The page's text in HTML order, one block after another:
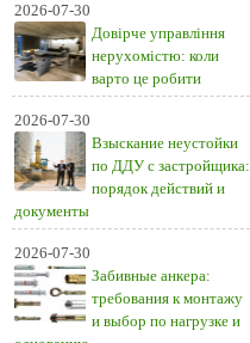
2026-07-30
Довірче управління
нерухомістю: коли
варто це робити
2026-07-30
Взыскание неустойки
по ДДУ с застройщика:
порядок действий и
документы
2026-07-30
Забивные анкера:
требования к монтажу
и выбор по нагрузке и